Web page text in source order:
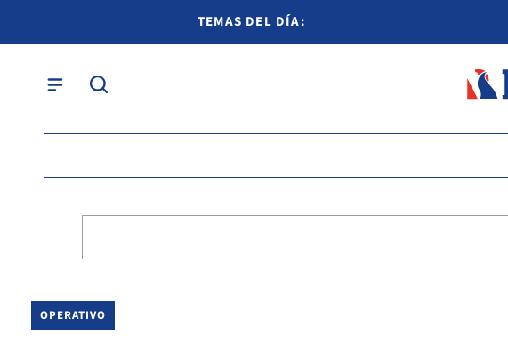
TEMAS DEL DÍA:
OPERATIVO